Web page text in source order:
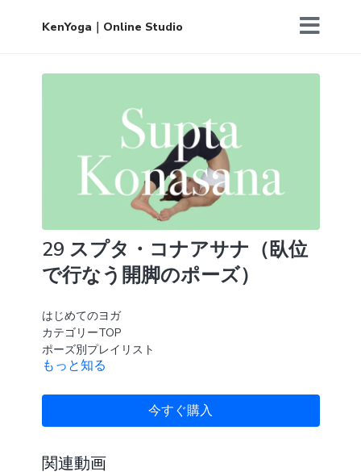
KenYoga｜Online Studio
29 スプタ・コナアサナ（臥位
で行なう開脚のポーズ）
はじめてのヨガ
カテゴリーTOP
ポーズ別プレイリスト
もっと知る
今すぐ購入
関連動画